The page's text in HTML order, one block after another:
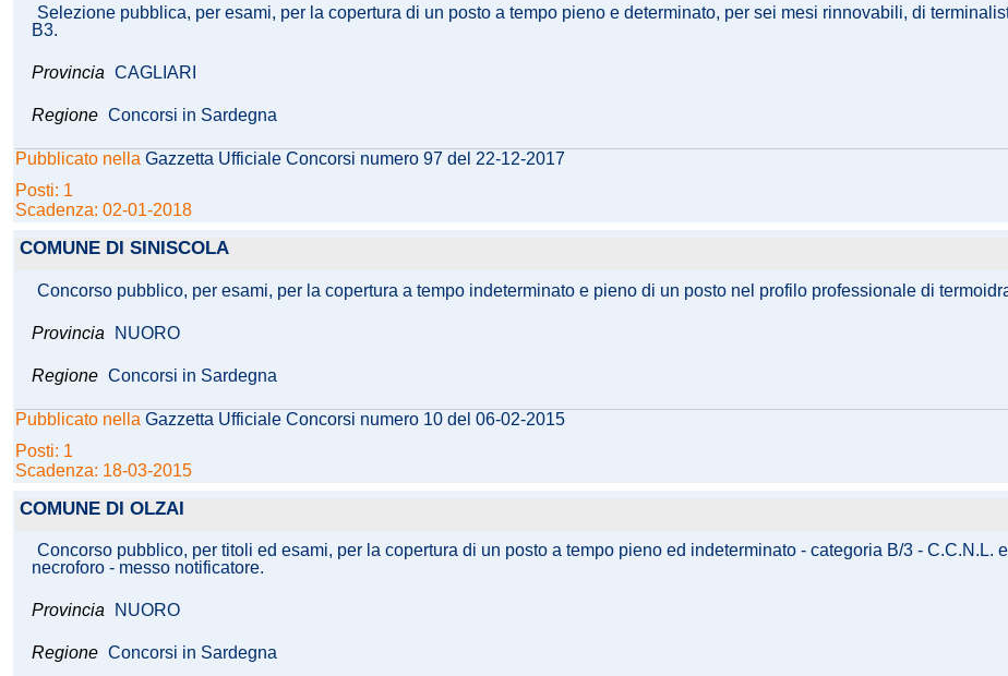
Selezione pubblica, per esami, per la copertura di un posto a tempo pieno e determinato, per sei mesi rinnovabili, di
B3.
Provincia CAGLIARI
Regione Concorsi in Sardegna
Pubblicato nella Gazzetta Ufficiale Concorsi numero 97 del 22-12-2017
Posti: 1
Scadenza: 02-01-2018
COMUNE DI SINISCOLA
Concorso pubblico, per esami, per la copertura a tempo indeterminato e pieno di un posto nel profilo professionale di
Provincia NUORO
Regione Concorsi in Sardegna
Pubblicato nella Gazzetta Ufficiale Concorsi numero 10 del 06-02-2015
Posti: 1
Scadenza: 18-03-2015
COMUNE DI OLZAI
Concorso pubblico, per titoli ed esami, per la copertura di un posto a tempo pieno ed indeterminato - categoria B/3 -
necroforo - messo notificatore.
Provincia NUORO
Regione Concorsi in Sardegna